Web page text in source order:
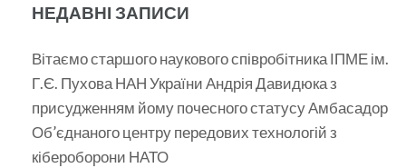
НЕДАВНІ ЗАПИСИ
Вітаємо старшого наукового співробітника ІПМЕ ім.
Г.Є. Пухова НАН України Андрія Давидюка з
присудженням йому почесного статусу Амбасадор
Об’єднаного центру передових технологій з
кібероборони НАТО